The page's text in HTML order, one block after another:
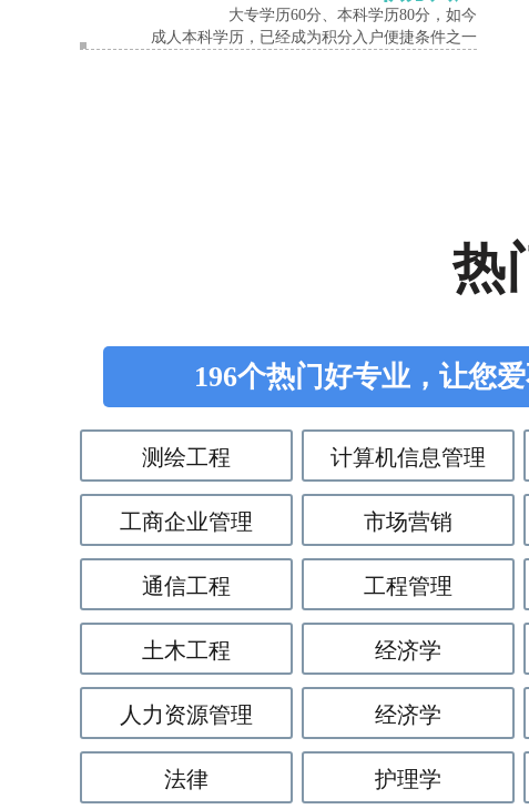
大专学历60分、本科学历80分，如今
成人本科学历，已经成为积分入户便捷条件之一
热
196个热门好专业，让您
测绘工程 计算机信息管理
工商企业管理 市场营销
通信工程 工程管理
土木工程 经济学
人力资源管理 经济学
法律 护理学